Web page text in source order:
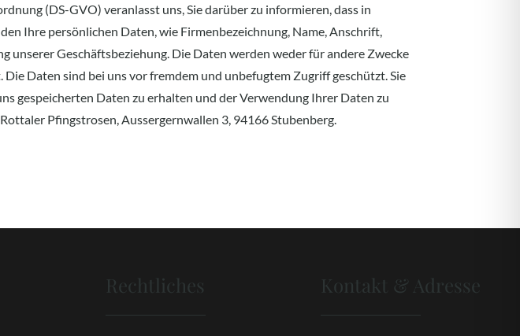
(DS-GVO) veranlasst uns, Sie darüber zu informieren, dass in
Ihre persönlichen Daten, wie Firmenbezeichnung, Name, Anschrift,
unserer Geschäftsbeziehung. Die Daten werden weder für andere Zwecke
Daten sind bei uns vor fremdem und unbefugtem Zugriff geschützt. Sie
gespeicherten Daten zu erhalten und der Verwendung Ihrer Daten zu
Pfingstrosen, Aussergernwallen 3, 94166 Stubenberg.
Rechtliches Kontakt & Adresse